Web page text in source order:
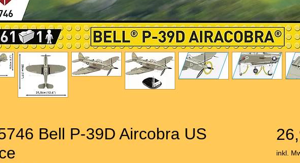
Bell P-39D Aircobra US
inkl.